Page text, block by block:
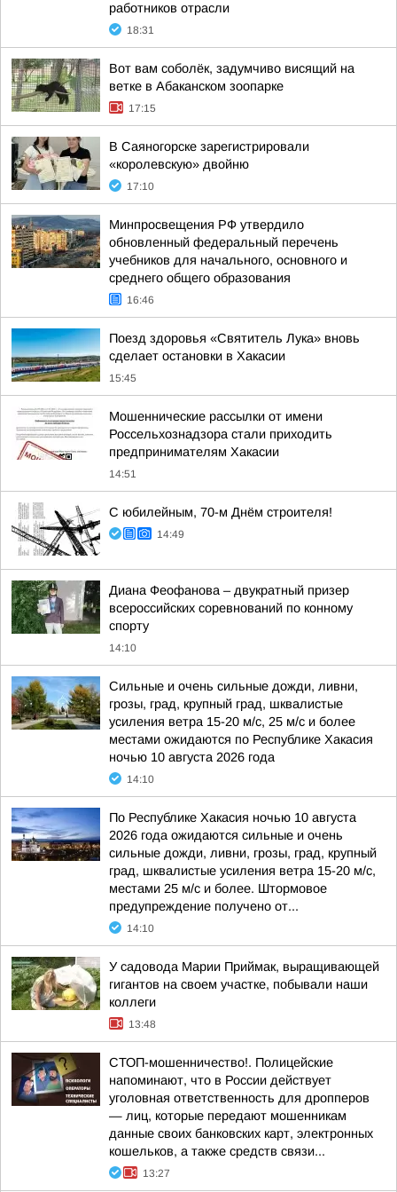
работников отрасли
18:31
Вот вам соболёк, задумчиво висящий на
ветке в Абаканском зоопарке
17:15
В Саяногорске зарегистрировали
«королевскую» двойню
17:10
Минпросвещения РФ утвердило
обновленный федеральный перечень
учебников для начального, основного и
среднего общего образования
16:46
Поезд здоровья «Святитель Лука» вновь
сделает остановки в Хакасии
15:45
Мошеннические рассылки от имени
Россельхознадзора стали приходить
предпринимателям Хакасии
14:51
С юбилейным, 70-м Днём строителя!
14:49
Диана Феофанова – двукратный призер
всероссийских соревнований по конному
спорту
14:10
Сильные и очень сильные дожди, ливни,
грозы, град, крупный град, шквалистые
усиления ветра 15-20 м/с, 25 м/с и более
местами ожидаются по Республике Хакасия
ночью 10 августа 2026 года
14:10
По Республике Хакасия ночью 10 августа
2026 года ожидаются сильные и очень
сильные дожди, ливни, грозы, град, крупный
град, шквалистые усиления ветра 15-20 м/с,
местами 25 м/с и более. Штормовое
предупреждение получено от...
14:10
У садовода Марии Приймак, выращивающей
гигантов на своем участке, побывали наши
коллеги
13:48
СТОП-мошенничество!. Полицейские
напоминают, что в России действует
уголовная ответственность для дропперов
— лиц, которые передают мошенникам
данные своих банковских карт, электронных
кошельков, а также средств связи...
13:27